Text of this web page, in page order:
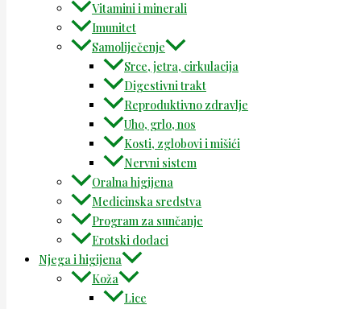
Vitamini i minerali
Imunitet
Samoliječenje
Srce, jetra, cirkulacija
Digestivni trakt
Reproduktivno zdravlje
Uho, grlo, nos
Kosti, zglobovi i mišići
Nervni sistem
Oralna higijena
Medicinska sredstva
Program za sunčanje
Erotski dodaci
Njega i higijena
Koža
Lice